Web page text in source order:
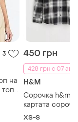
3
на
топ/
450 грн
428 грн с 07 авг.
H&M
Сорочка h&m/
картата
h&m/ жіноча
XS-S